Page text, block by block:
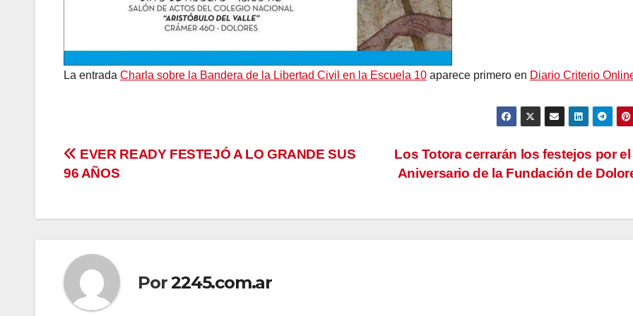
La entrada Charla sobre la Bandera de la Libertad Civil en la Escuela 10 aparece primero en Diario Criterio
Navegación
entradas
Los Totora cerrarán los festejos por el
Aniversario de la Fundación de
EVER READY FESTEJÓ A LO GRANDE SUS
96 AÑOS
Por2245.com.ar